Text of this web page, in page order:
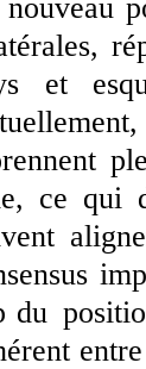
nouveau
et
ce qui
du